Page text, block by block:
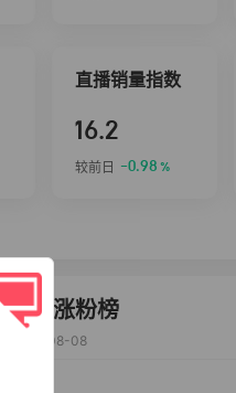
直播销量指数
16.2
较前日 -0.98 %
达人涨粉榜
2026-08-08